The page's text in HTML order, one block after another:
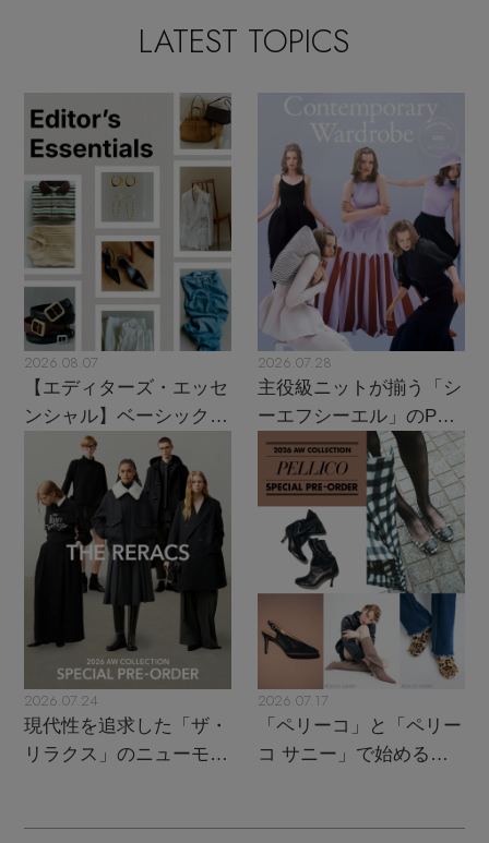
LATEST TOPICS
2026.08.07
【エディターズ・エッセ
ンシャル】ベーシックと
トレンドが交差する16の
2026.07.28
主役級ニットが揃う「シ
ーエフシーエル」のPOP
UPがスタート
2026.07.24
現代性を追求した「ザ・
リラクス」のニューモダ
2026.07.17
「ペリーコ」と「ペリー
コ サニー」で始める秋